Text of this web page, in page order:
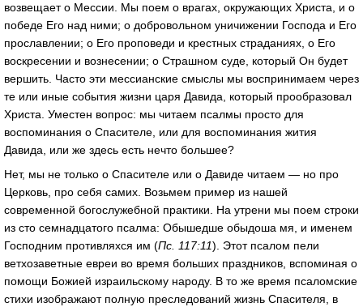
возвещает о Мессии. Мы поем о врагах, окружающих Христа, и о
победе Его над ними; о добровольном уничижении Господа и Его
прославлении; о Его проповеди и крестных страданиях, о Его
воскресении и вознесении; о Страшном суде, который Он будет
вершить. Часто эти мессианские смыслы мы воспринимаем через
те или иные события жизни царя Давида, который прообразовал
Христа. Уместен вопрос: мы читаем псалмы просто для
воспоминания о Спасителе, или для воспоминания жития
Давида, или же здесь есть нечто большее?
Нет, мы не только о Спасителе или о Давиде читаем — но про
Церковь, про себя самих. Возьмем пример из нашей
современной богослужебной практики. На утрени мы поем строки
из сто семнадцатого псалма: Обышедше обыдоша мя, и именем
Господним противляхся им (Пс. 117:11). Этот псалом пели
ветхозаветные евреи во время больших праздников, вспоминая о
помощи Божией израильскому народу. В то же время псаломские
стихи изображают полную преследований жизнь Спасителя, в